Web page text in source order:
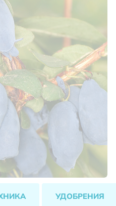
УДОБРЕНИЯ